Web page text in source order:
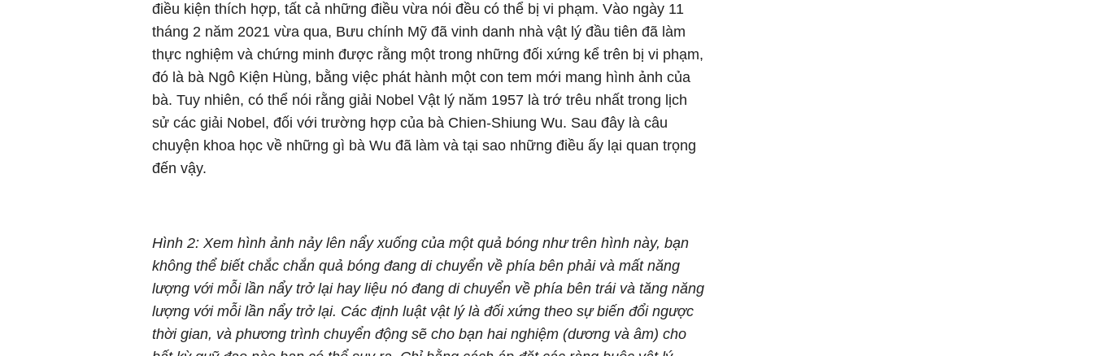
điều kiện thích hợp, tất cả những điều vừa nói đều có thể bị vi phạm. Vào ngày 11
tháng 2 năm 2021 vừa qua, Bưu chính Mỹ đã vinh danh nhà vật lý đầu tiên đã làm
thực nghiệm và chứng minh được rằng một trong những đối xứng kể trên bị vi phạm,
đó là bà Ngô Kiện Hùng, bằng việc phát hành một con tem mới mang hình ảnh của
bà. Tuy nhiên, có thể nói rằng giải Nobel Vật lý năm 1957 là trớ trêu nhất trong lịch
sử các giải Nobel, đối với trường hợp của bà Chien-Shiung Wu. Sau đây là câu
chuyện khoa học về những gì bà Wu đã làm và tại sao những điều ấy lại quan trọng
đến vậy.
Hình 2: Xem hình ảnh nảy lên nẩy xuống của một quả bóng như trên hình này, bạn
không thể biết chắc chắn quả bóng đang di chuyển về phía bên phải và mất năng
lượng với mỗi lần nẩy trở lại hay liệu nó đang di chuyển về phía bên trái và tăng năng
lượng với mỗi lần nẩy trở lại. Các định luật vật lý là đối xứng theo sự biến đổi ngược
thời gian, và phương trình chuyển động sẽ cho bạn hai nghiệm (dương và âm) cho